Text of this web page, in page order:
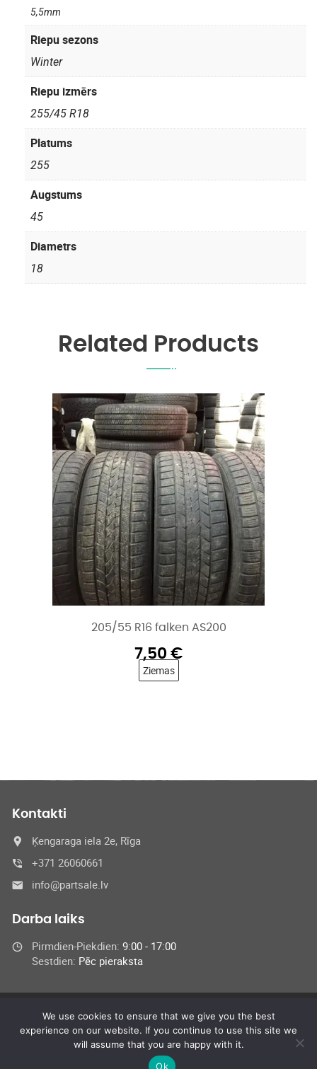
5,5mm
Riepu sezons
Winter
Riepu izmērs
255/45 R18
Platums
255
Augstums
45
Diametrs
18
Related Products
205/55 R16 falken AS200
7,50 €
Ziemas
Kontakti
Ķengaraga iela 2e, Rīga
+371 26060661
info@partsale.lv
Darba laiks
Pirmdien-Piekdien: 9:00 - 17:00
Sestdien: Pēc pieraksta
© 2024 SIA Medel,
All Rights Reserved
We use cookies to ensure that we give you the best
experience on our website. If you continue to use this site we
will assume that you are happy with it.
Ok